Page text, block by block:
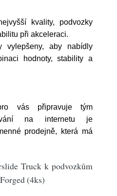
kvality, podvozky
při akceleraci.
vylepšeny, aby nabídly
hodnoty, stability a
vás připravuje tým
na internetu je
prodejně, která má
Truck k podvozkům
(4ks)